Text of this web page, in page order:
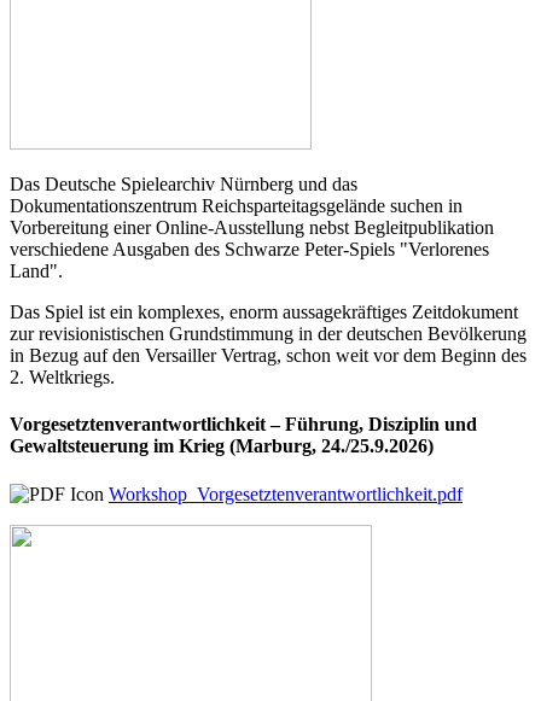
Das Deutsche Spielearchiv Nürnberg und das
Dokumentationszentrum Reichsparteitagsgelände suchen in
Vorbereitung einer Online-Ausstellung nebst Begleitpublikation
verschiedene Ausgaben des Schwarze Peter-Spiels "Verlorenes
Land".
Das Spiel ist ein komplexes, enorm aussagekräftiges Zeitdokument
zur revisionistischen Grundstimmung in der deutschen Bevölkerung
in Bezug auf den Versailler Vertrag, schon weit vor dem Beginn des
2. Weltkriegs.
Vorgesetztenverantwortlichkeit – Führung, Disziplin und
Gewaltsteuerung im Krieg (Marburg, 24./25.9.2026)
Workshop_Vorgesetztenverantwortlichkeit.pdf